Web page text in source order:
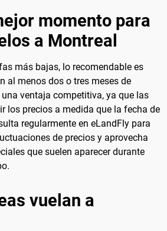
momento para
a Montreal
más bajas, lo recomendable es
al menos dos o tres meses de
ventaja competitiva, ya que las
los precios a medida que la fecha de
regularmente en eLandFly para
de precios y aprovecha
que suelen aparecer durante
vuelan a